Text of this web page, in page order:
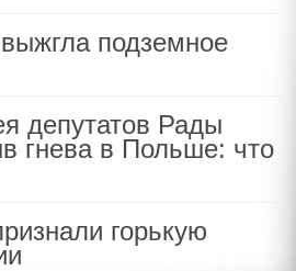
подземное
депутатов Рады
гнева в Польше: что
горькую